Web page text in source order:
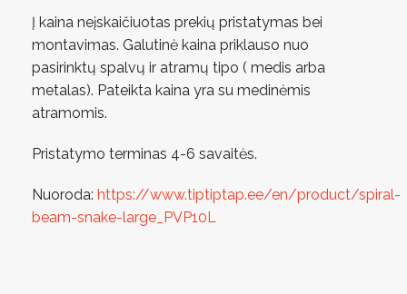
Į kaina neįskaičiuotas prekių pristatymas bei
montavimas. Galutinė kaina priklauso nuo
pasirinktų spalvų ir atramų tipo ( medis arba
metalas). Pateikta kaina yra su medinėmis
atramomis.
Pristatymo terminas 4-6 savaitės.
Nuoroda: https://www.tiptiptap.ee/en/product/spiral-
beam-snake-large_PVP10L